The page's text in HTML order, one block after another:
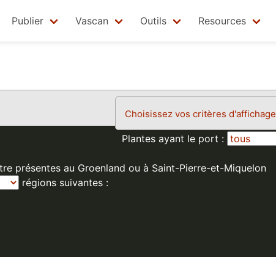
Publier Vascan Outils Resources
Choisissez vos critères d'affichage
Plantes ayant le port :
présentes au Groenland ou à Saint-Pierre-et-Miquelon
régions suivantes :